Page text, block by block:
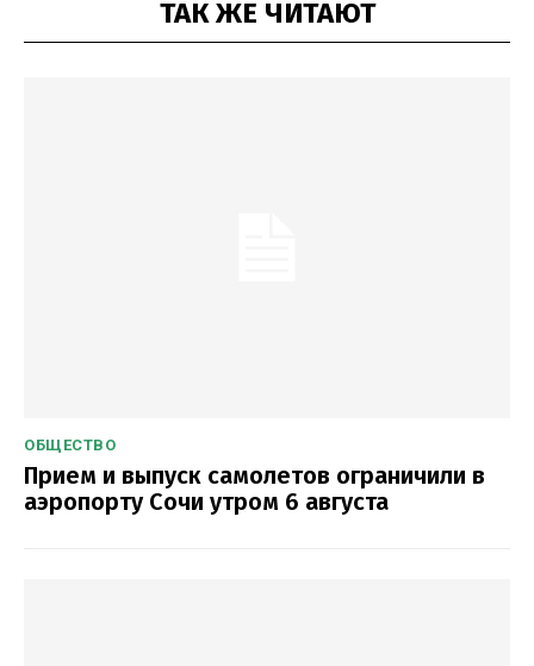
ТАК ЖЕ ЧИТАЮТ
ОБЩЕСТВО
Прием и выпуск самолетов ограничили в
аэропорту Сочи утром 6 августа